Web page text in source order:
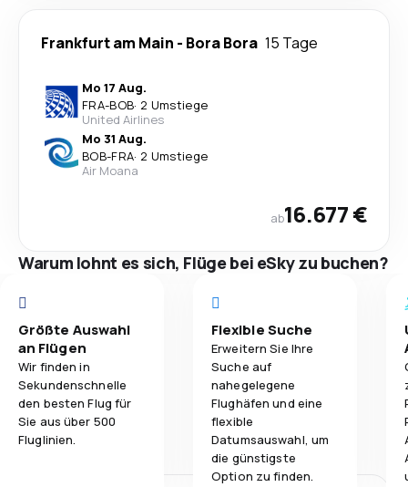
Frankfurt am Main - Bora Bora 15 Tage
Mo 17 Aug.
FRA-BOB· 2 Umstiege
United Airlines
Mo 31 Aug.
BOB-FRA· 2 Umstiege
Air Moana
ab16.677 €
Warum lohnt es sich, Flüge bei eSky zu buchen?
Größte Auswahl
an Flügen
Wir finden in
Sekundenschnelle
den besten Flug für
Sie aus über 500
Fluglinien.
Flexible Suche
Erweitern Sie Ihre
Suche auf
nahegelegene
Flughäfen und eine
flexible
Datumsauswahl, um
die günstigste
Option zu finden.